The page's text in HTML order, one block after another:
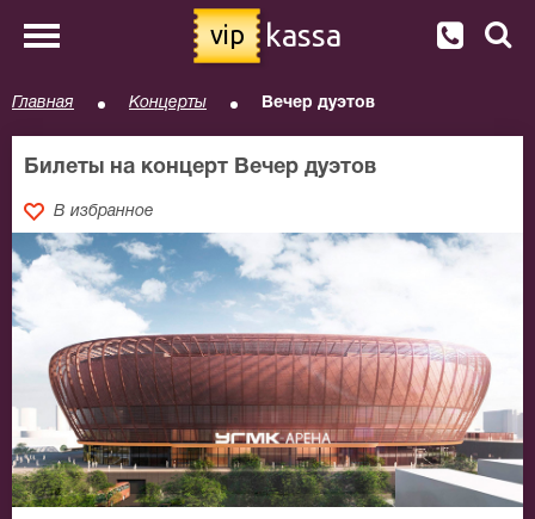
vip kassa
Главная Концерты Вечер дуэтов
Билеты на концерт Вечер дуэтов
В избранное